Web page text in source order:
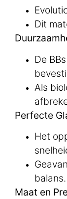
Dit
De
Als
Perfecte
Het
balans.
Maat en